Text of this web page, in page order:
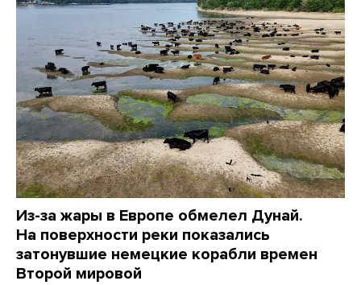
Из-за жары в Европе обмелел Дунай.
На поверхности реки показались
затонувшие немецкие корабли времен
Второй мировой